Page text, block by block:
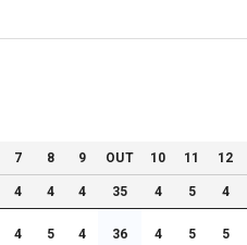
7 8 9 OUT 10 11 12
4 4 4 35 4 5 4
4 5 4 36 4 5 5